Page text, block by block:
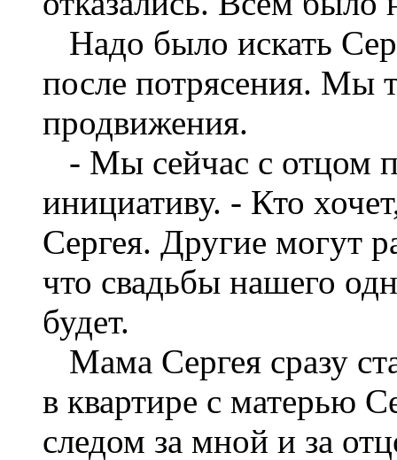
Надо было искать
после потрясения. Мы
продвижения.
- Мы сейчас с отцом
инициативу. - Кто
Сергея. Другие могут
что свадьбы нашего
будет.
Мама Сергея сразу
в квартире с матерью
следом за мной и за